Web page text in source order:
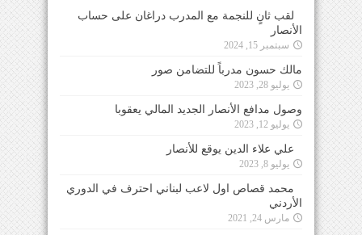
لقب ثانٍ للنجمة مع المدرب دراغان على حساب
الأنصار
سبتمبر 15, 2024
مالك حسون مدرباً للتضامن صور
يوليو 28, 2023
وصول مدافع الأنصار الجديد المالي يعقوبا
يوليو 12, 2023
علي علاء الدين يوقع للأنصار
يوليو 8, 2023
محمد قصاص اول لاعب لبناني احترف في الدوري
الأردني
مارس 24, 2021